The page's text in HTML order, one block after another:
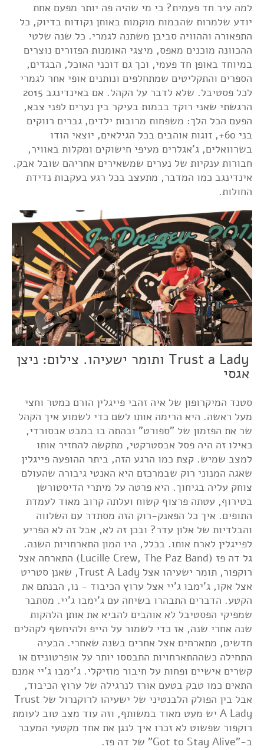
למה עיר חד פעמית? כי מי שהיה פה יותר מפעם אחת
יודע שלמרות שהבמות מוקמות באותן נקודות בדיוק, כל
התפאורה וההוויה סביבן משתנה לגמרי. כל שנה שלטי
ההכוונה מוכנים מאפס, מיצגי האומנות הפזורים נוצרים
במיוחד באופן חד פעמי, וכך גם דוכני האוכל, הבגדים,
הספרים והתקליטים שמתחלפים ונותנים אופי אחר לגמרי
לכל פסטיבל. שלא לדבר על הקהל. אם באינדינגב 2015
הרגשתי שאני רוקד בבמות בעיקר בין נערים לפני צבא,
הפעם הכל הלך: משפחות מרובות ילדים, גברים רווקים
בני 60+, זוגות אוהבים בכל הגילאים, יוצאי הודו
בשרוואלים, ג'אגלרים מעיפי חישוקים ומקלות באוויר,
חבורות ענקיות של נערים שמשאירים אחריהם שובל אבק.
אינדינגב כמו המדבר, מתעצב בכל רגע בעקבות נדידת
החולות.
Trust a Lady ותומר ישעיהו. צילום: ניצן
אגסי
סטנד המיקרופון של איה זהבי פייגלין הורם כמטר וחצי
מעל ראשה. היא הרימה אותו לשם כדי לשמוע איך הקהל
שר את הפזמון של "ספורט" ובהתה בו במבט אבסורדי,
כאילו זה היה פסל אבסטרקטי, מתקשה להחזיר אותו
למצב שמיש. קצת כמו הרגע הזה, ביתר ההופעה פייגלין
שאגה המנוני רוק שבמרכזם היא האנטי גיבורה שהעולם
צוחק עליה בגיחוך. היא פרטה על מיתרי הדיסטורשן
בטירוף, עטתה פרצוף קשוח ועלתה קרוב מאוד לעמדת
התופים. איך כל הפאנק-רוק הזה מסתדר עם השלווה
והבלדיות של אלון עדר? ובכן זה לא, אבל זה לא הפריע
לפייגלין לארח אותו. בכלל, היו המון התארחויות השנה.
גל דה פז (Lucille Crew, The Paz Band) התארחה אצל
רוקפור, תומר ישעיהו אצל Trust A Lady, שאנן סטריט
אצל אקו, ג'ימבו ג'יי אצל ערוץ הכיבוד - נו, הבנתם את
הקטע. הדברים התבהרו בשיחה עם ג'ימבו ג'יי. מסתבר
שמפיקי הפסטיבל לא אוהבים להביא את אותן הלהקות
שנה אחרי שנה, אז כדי לשמור על הייפ ולהיחשף לקהלים
חדשים, מתארחים אצל אחרים בשנה שאחרי. הבעיה
התחילה כשההתארחויות התבססו יותר על אופרטוניזם או
קשרים אישיים ופחות על חיבור מוזיקלי. ג'ימבו ג'יי אמנם
התאים כמו טבק בטעם אורז לנרגילה של ערוץ הכיבוד,
אבל בין הפולק הלבנטיני של ישעיהו לרוקנרול של Trust
A Lady יש מעט מאוד במשותף, וזה עוד מצב טוב לעומת
רוקפור שפשוט לא זכרו איך לנגן את אחד מקטעי המעבר
ב-"Got to Stay Alive" של דה פז.